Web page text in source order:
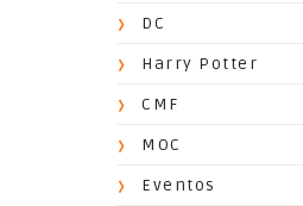
DC
Harry Potter
CMF
MOC
Eventos